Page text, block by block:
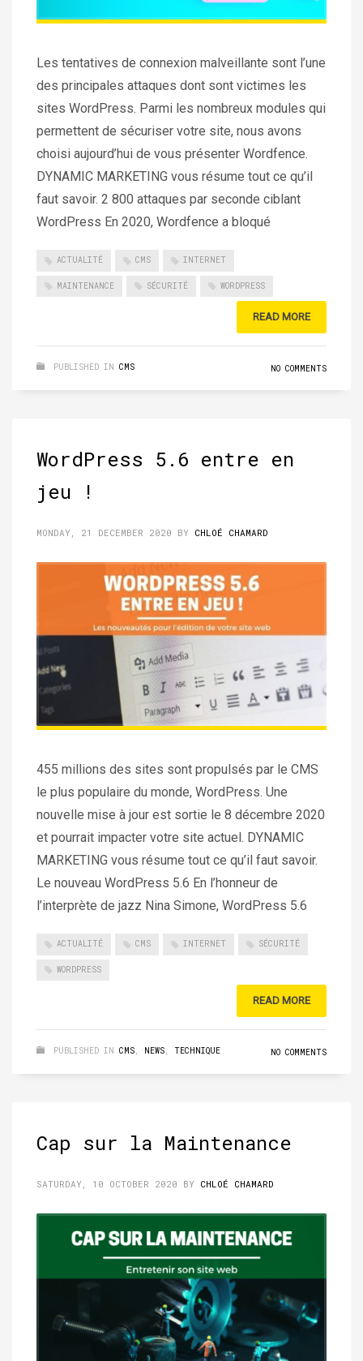
Les tentatives de connexion malveillante sont l’une
des principales attaques dont sont victimes les
sites WordPress. Parmi les nombreux modules qui
permettent de sécuriser votre site, nous avons
choisi aujourd’hui de vous présenter Wordfence.
DYNAMIC MARKETING vous résume tout ce qu’il
faut savoir. 2 800 attaques par seconde ciblant
WordPress En 2020, Wordfence a bloqué
ACTUALITÉ CMS INTERNET
MAINTENANCE SÉCURITÉ WORDPRESS
READ MORE
PUBLISHED IN CMS NO COMMENTS
WordPress 5.6 entre en
jeu !
MONDAY, 21 DECEMBER 2020 BY CHLOÉ CHAMARD
455 millions des sites sont propulsés par le CMS
le plus populaire du monde, WordPress. Une
nouvelle mise à jour est sortie le 8 décembre 2020
et pourrait impacter votre site actuel. DYNAMIC
MARKETING vous résume tout ce qu’il faut savoir.
Le nouveau WordPress 5.6 En l’honneur de
l’interprète de jazz Nina Simone, WordPress 5.6
ACTUALITÉ CMS INTERNET SÉCURITÉ
WORDPRESS
READ MORE
PUBLISHED IN CMS, NEWS, TECHNIQUE NO COMMENTS
Cap sur la Maintenance
SATURDAY, 10 OCTOBER 2020 BY CHLOÉ CHAMARD